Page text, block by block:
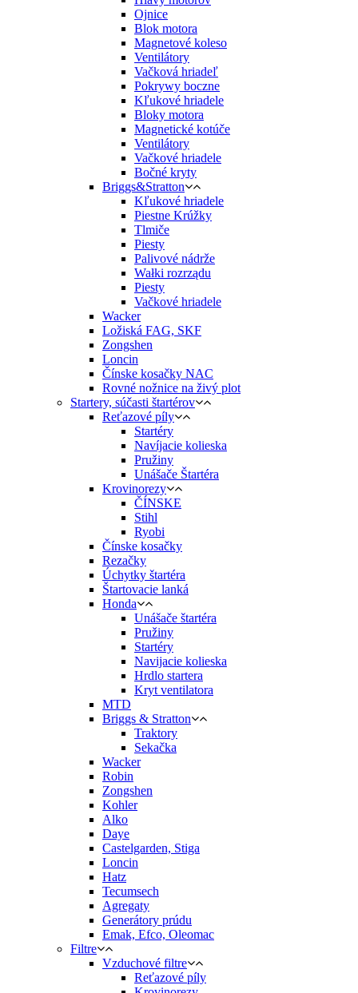
Ojnice
Blok motora
Magnetové koleso
Ventilátory
Vačková hriadeľ
Pokrywy boczne
Kľukové hriadele
Bloky motora
Magnetické kotúče
Ventilátory
Vačkové hriadele
Bočné kryty
Briggs&Stratton
Kľukové hriadele
Piestne Krúžky
Tlmiče
Piesty
Palivové nádrže
Wałki rozrządu
Piesty
Vačkové hriadele
Wacker
Ložiská FAG, SKF
Zongshen
Loncin
Čínske kosačky NAC
Rovné nožnice na živý plot
Startery, súčasti štartérov
Reťazové píly
Startéry
Navíjacie kolieska
Pružiny
Unášače Štartéra
Krovinorezy
ČÍNSKE
Stihl
Ryobi
Čínske kosačky
Rezačky
Úchytky štartéra
Štartovacie lanká
Honda
Unášače štartéra
Pružiny
Startéry
Navijacie kolieska
Hrdlo startera
Kryt ventilatora
MTD
Briggs & Stratton
Traktory
Sekačka
Wacker
Robin
Zongshen
Kohler
Alko
Daye
Castelgarden, Stiga
Loncin
Hatz
Tecumsech
Agregaty
Generátory prúdu
Emak, Efco, Oleomac
Filtre
Vzduchové filtre
Reťazové píly